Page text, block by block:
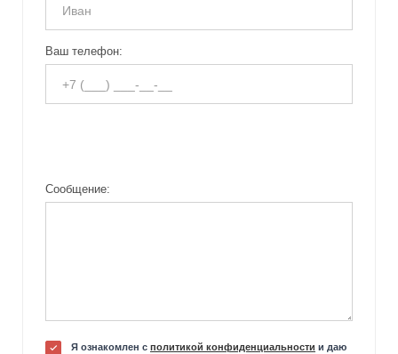
Ваш телефон:
Сообщение:
Я ознакомлен с политикой конфиденциальности и даю